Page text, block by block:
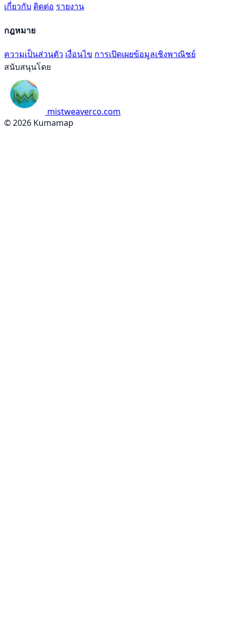
เกี่ยวกับ ติดต่อ รายงาน
กฎหมาย
ความเป็นส่วนตัว เงื่อนไข การเปิดเผยข้อมูลเชิงพาณิชย์
สนับสนุนโดย
mistweaverco.com
© 2026 Kumamap